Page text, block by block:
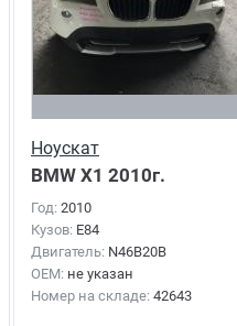
Ноускат
BMW X1 2010г.
Год: 2010
Кузов: E84
Двигатель: N46B20B
OEM: не указан
Номер на складе: 42643